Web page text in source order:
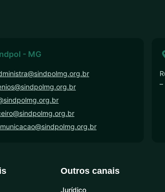
- MG
–
Outros canais
Jurídico